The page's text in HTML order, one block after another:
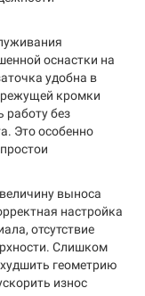
оснастки на
удобна в
режущей кромки
работу без
Это особенно
выноса
настройка
отсутствие
Слишком
геометрию
износ